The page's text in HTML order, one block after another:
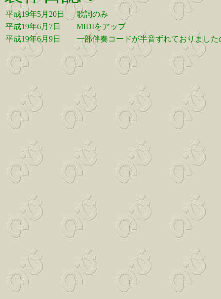
平成19年5月20日
歌詞のみ
平成19年6月7日
MIDIをアップ
平成19年6月9日
一部伴奏コードが半音ずれておりました